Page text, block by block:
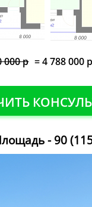
000 р = 4 788 000
- 90